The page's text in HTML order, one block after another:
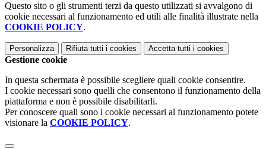
Questo sito o gli strumenti terzi da questo utilizzati si avvalgono di
cookie necessari al funzionamento ed utili alle finalità illustrate nella
COOKIE POLICY.
Personalizza Rifiuta tutti i cookies Accetta tutti i cookies
Gestione cookie
In questa schermata è possibile scegliere quali cookie consentire.
I cookie necessari sono quelli che consentono il funzionamento della
piattaforma e non è possibile disabilitarli.
Per conoscere quali sono i cookie necessari al funzionamento potete
visionare la COOKIE POLICY.